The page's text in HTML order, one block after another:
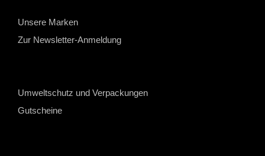
Unsere Marken
Zur Newsletter-Anmeldung
Umweltschutz und Verpackungen
Gutscheine